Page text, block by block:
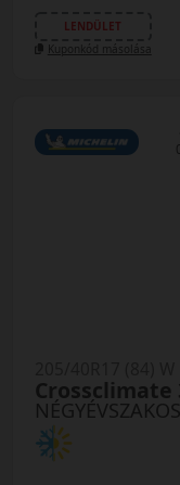
LENDÜLET
Kuponkód másolása
Crossclimate